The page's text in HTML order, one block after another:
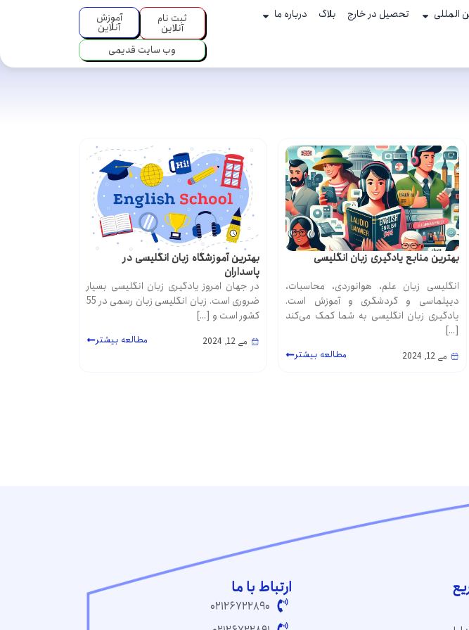
المللی تحصیل در خارج بلاگ درباره ما ثبت نام
آنلاین
آموزش
آنلاین
وب سایت قدیمی
بهترین منابع یادگیری زبان انگلیسی
انگلیسی زبان علم، هوانوردی، محاسبات،
دیپلماسی و گردشگری و آموزش است.
یادگیری زبان انگلیسی به شما کمک می‌کند
[…]
می 12, 2024 مطالعه بیشتر
بهترین آموزشگاه زبان انگلیسی در
پاسداران
در جهان امروز یادگیری زبان انگلیسی بسیار
ضروری است. زبان انگلیسی زبان رسمی در 55
کشور است و […]
می 12, 2024 مطالعه بیشتر
ارتباط با ما
۰۲۱۲۶۷۲۲۸۹۰